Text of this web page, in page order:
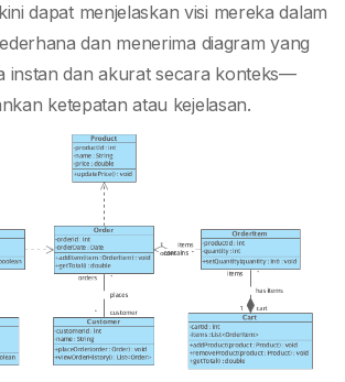
dapat menjelaskan visi mereka dalam
dan menerima diagram yang
instan dan akurat secara konteks—
ketepatan atau kejelasan.